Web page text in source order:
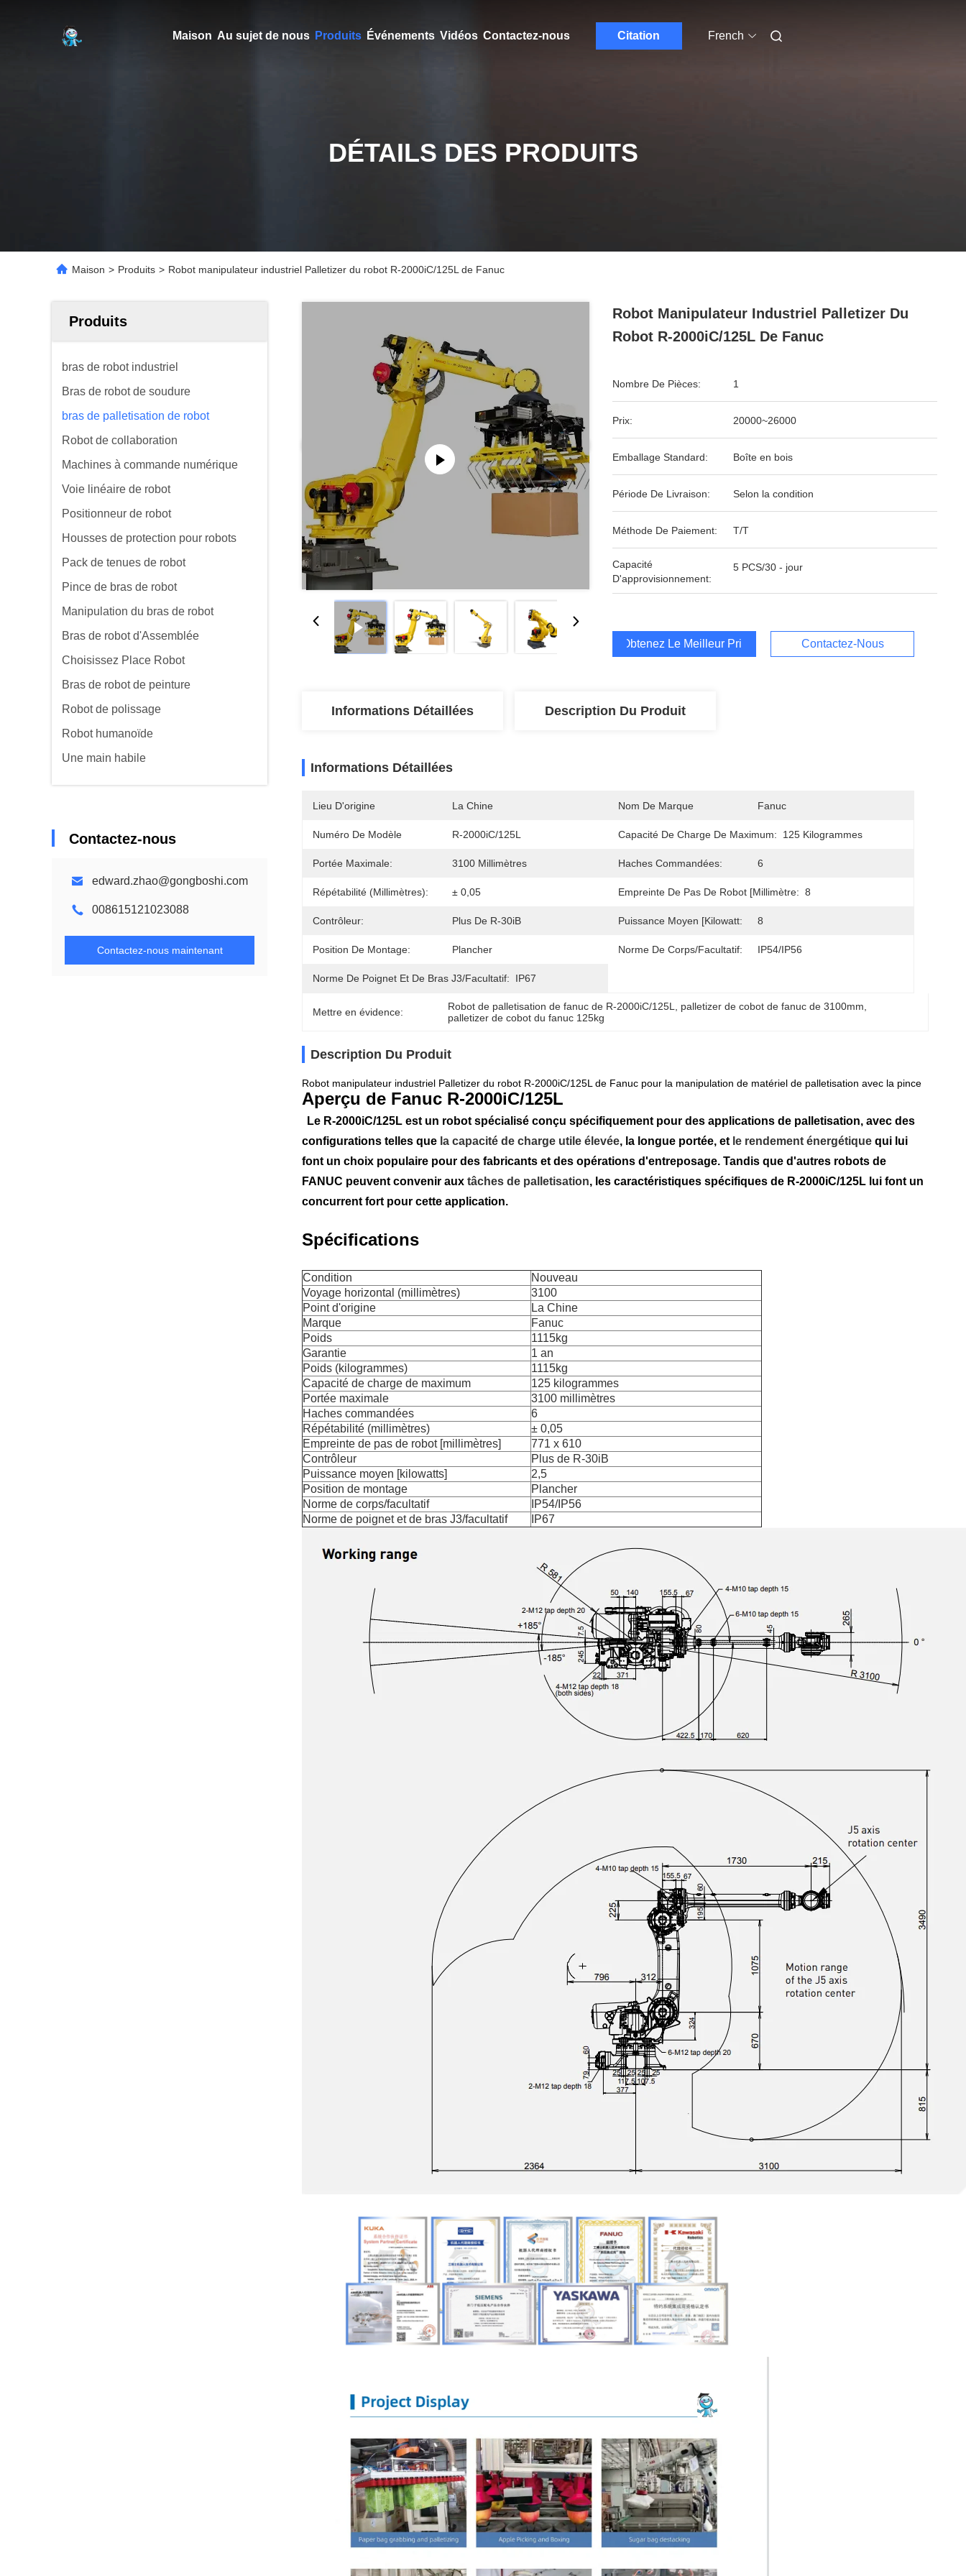
Maison Au sujet de nous Produits Événements Vidéos Contactez-nous Citation French
DÉTAILS DES PRODUITS
Maison > Produits > Robot manipulateur industriel Palletizer du robot R-2000iC/125L de Fanuc
Produits
bras de robot industriel
Bras de robot de soudure
bras de palletisation de robot
Robot de collaboration
Machines à commande numérique
Voie linéaire de robot
Positionneur de robot
Housses de protection pour robots
Pack de tenues de robot
Pince de bras de robot
Manipulation du bras de robot
Bras de robot d'Assemblée
Choisissez Place Robot
Bras de robot de peinture
Robot de polissage
Robot humanoïde
Une main habile
Contactez-nous
edward.zhao@gongboshi.com
008615121023088
Contactez-nous maintenant
Robot Manipulateur Industriel Palletizer Du
Robot R-2000iC/125L De Fanuc
Nombre De Pièces: 1
Prix: 20000~26000
Emballage Standard: Boîte en bois
Période De Livraison: Selon la condition
Méthode De Paiement: T/T
Capacité
D'approvisionnement:
5 PCS/30 - jour
Obtenez Le Meilleur Prix Contactez-Nous
Informations Détaillées Description Du Produit
Informations Détaillées
Lieu D'origine La Chine Nom De Marque Fanuc
Numéro De Modèle R-2000iC/125L Capacité De Charge De Maximum: 125 Kilogrammes
Portée Maximale: 3100 Millimètres Haches Commandées: 6
Répétabilité (millimètres): ± 0,05 Empreinte De Pas De Robot [millimètre: 8
Contrôleur: Plus De R-30iB Puissance Moyen [kilowatt: 8
Position De Montage: Plancher Norme De Corps/facultatif: IP54/IP56
Norme De Poignet Et De Bras J3/facultatif: IP67
Mettre en évidence: Robot de palletisation de fanuc de R-2000iC/125L palletizer de cobot de fanuc de 3100mm
palletizer de cobot du fanuc 125kg
Description Du Produit
Robot manipulateur industriel Palletizer du robot R-2000iC/125L de Fanuc pour la manipulation de matériel de palletisation avec la pince
Aperçu de Fanuc R-2000iC/125L
Le R-2000iC/125L est un robot spécialisé conçu spécifiquement pour des applications de palletisation, avec des
configurations telles que la capacité de charge utile élevée, la longue portée, et le rendement énergétique qui lui
font un choix populaire pour des fabricants et des opérations d'entreposage. Tandis que d'autres robots de
FANUC peuvent convenir aux tâches de palletisation, les caractéristiques spécifiques de R-2000iC/125L lui font un
concurrent fort pour cette application.
Spécifications
Condition
Nouveau
Voyage horizontal (millimètres)
3100
Point d'origine
La Chine
Marque
Fanuc
Poids
1115kg
Garantie
1 an
Poids (kilogrammes)
1115kg
Capacité de charge de maximum
125 kilogrammes
Portée maximale
3100 millimètres
Haches commandées
6
Répétabilité (millimètres)
± 0,05
Empreinte de pas de robot [millimètres]
771 x 610
Contrôleur
Plus de R-30iB
Puissance moyen [kilowatts]
2,5
Position de montage
Plancher
Norme de corps/facultatif
IP54/IP56
Norme de poignet et de bras J3/facultatif
IP67